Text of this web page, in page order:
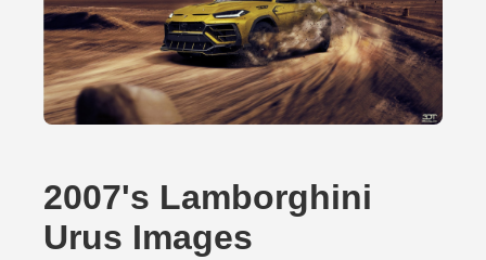
2007's Lamborghini
Urus Images